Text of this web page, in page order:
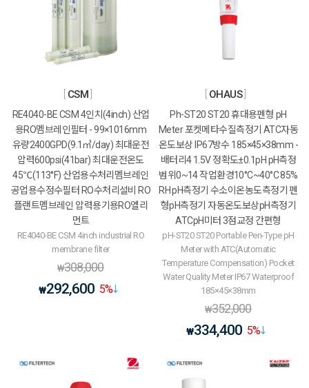
CSM
RE4040-BE CSM 4인치(4inch) 산업
용RO멤브레인필터 - 99×1016mm
유량2400GPD(9.1㎥/day) 최대운전
압력600psi(41bar) 최대운전온도
45℃(113°F) 산업용수처리멤브레인
공업용수정수필터 RO수처리설비 RO
플랜트멤브레인 압력용기용RO엘리
먼트
RE4040-BE CSM 4inch industrial RO
membrane filter
₩308,000
₩292,600 5%
OHAUS
Ph-ST20 ST20 휴대용펜형 pH
Meter 포켓메타수질측정기 ATC자동
온도보상 IP67방수 185×45×38mm -
배터리4 1.5V 정확도±0.1pH pH측정
범위0~14 작업환경10°C~40°C 85%
RH pH측정기 수소이온농도측정기 펜
형pH측정기 자동온도보상pH측정기
ATCpH미터 3점교정 간편형
pH-ST20 ST20 Portable Pen-Type pH
Meter with ATC(Automatic
Temperature Compensation) Pocket
Water Quality Meter IP67 Waterproof
185×45×38mm
₩352,000
₩334,400 5%